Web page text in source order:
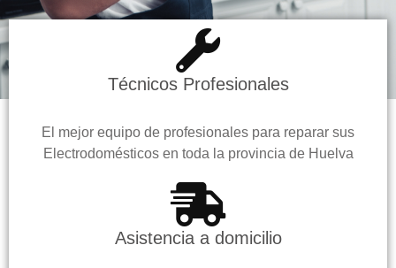
Técnicos Profesionales
El mejor equipo de profesionales para reparar sus
Electrodomésticos en toda la provincia de Huelva
Asistencia a domicilio